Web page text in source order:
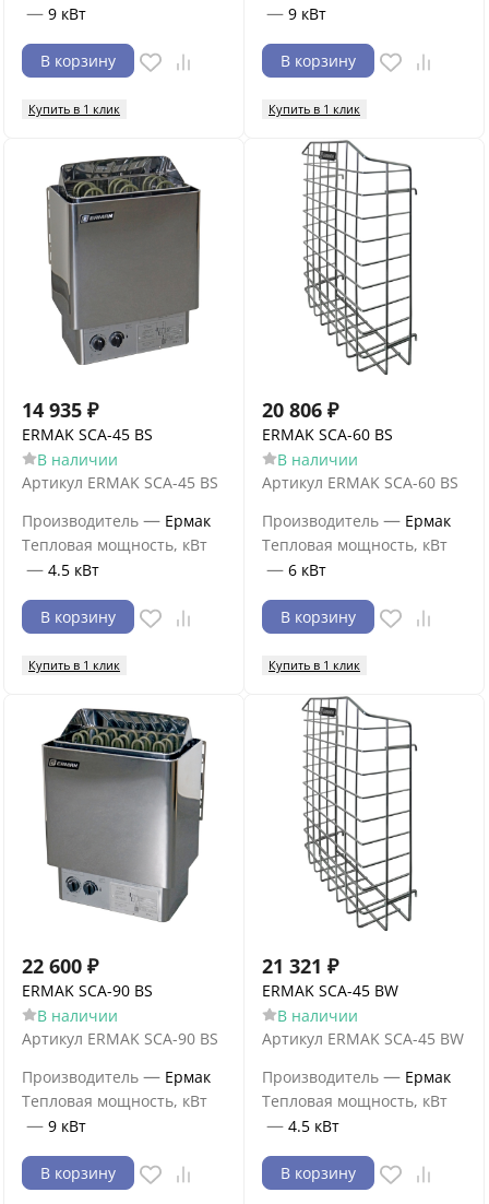
— 9 кВт
В корзину
Купить в 1 клик
— 9 кВт
В корзину
Купить в 1 клик
14 935 ₽
ERMAK SCA-45 BS
В наличии
Артикул ERMAK SCA-45 BS
Производитель — Ермак
Тепловая мощность, кВт
— 4.5 кВт
В корзину
Купить в 1 клик
20 806 ₽
ERMAK SCA-60 BS
В наличии
Артикул ERMAK SCA-60 BS
Производитель — Ермак
Тепловая мощность, кВт
— 6 кВт
В корзину
Купить в 1 клик
22 600 ₽
ERMAK SCA-90 BS
В наличии
Артикул ERMAK SCA-90 BS
Производитель — Ермак
Тепловая мощность, кВт
— 9 кВт
В корзину
21 321 ₽
ERMAK SCA-45 BW
В наличии
Артикул ERMAK SCA-45 BW
Производитель — Ермак
Тепловая мощность, кВт
— 4.5 кВт
В корзину